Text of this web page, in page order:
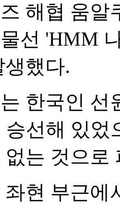
해협 움알
선 'HMM
했다.
한국인 선
승선해 있
없는 것으로
현 부근에